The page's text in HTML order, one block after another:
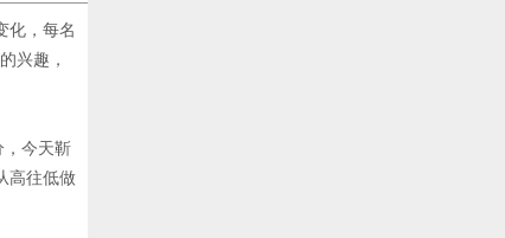
化，每名
兴趣，
，今天靳
高往低做